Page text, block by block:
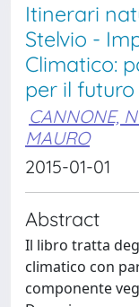
Itinerari
Stelvio -
Climatico:
per il futuro
CANNONE,
MAURO
2015-01-01
Abstract
Il libro tratta
climatico con
componente